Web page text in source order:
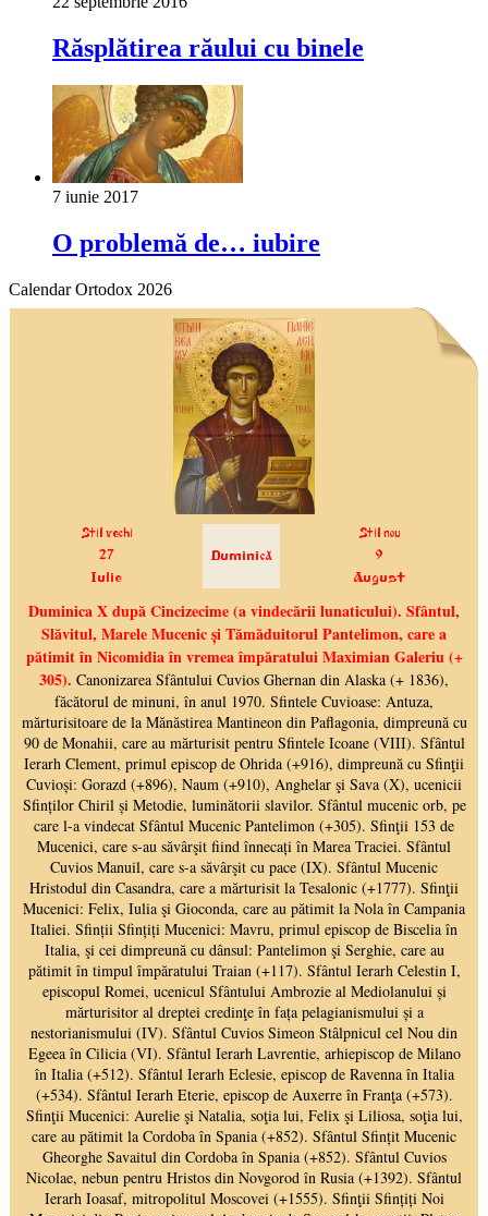
Răsplătirea răului cu binele
7 iunie 2017
O problemă de… iubire
Calendar Ortodox 2026